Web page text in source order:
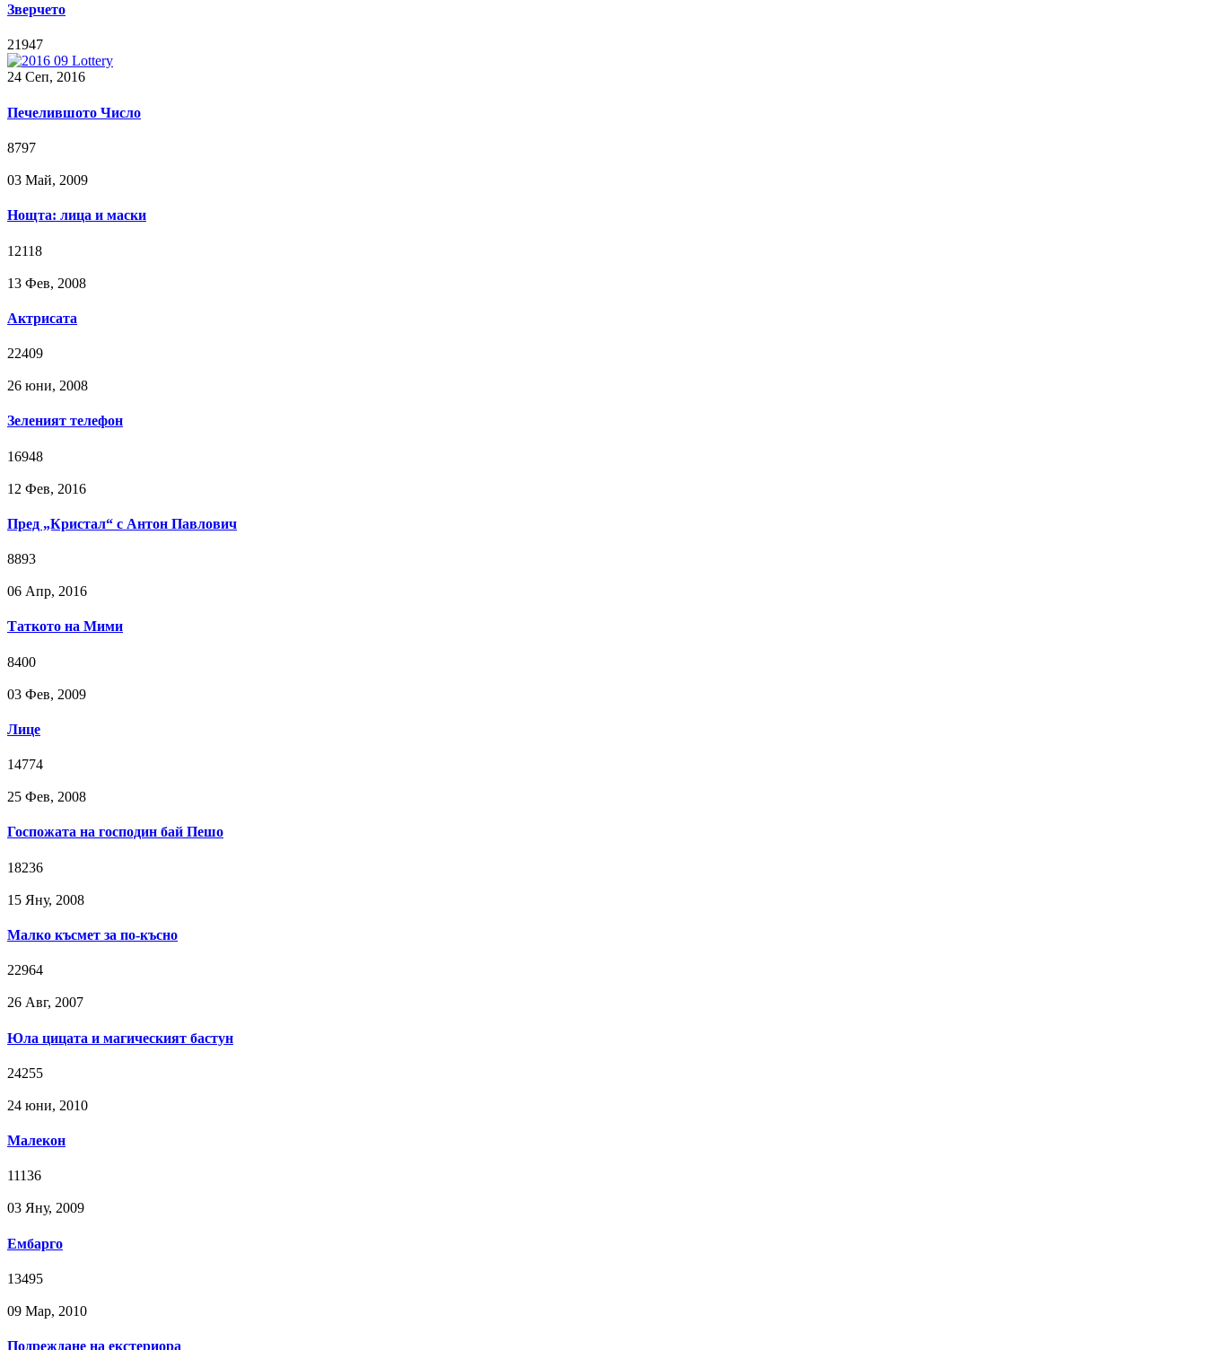
Зверчето
21947
24 Сeп, 2016
Печелившото Число
8797
03 Май, 2009
Нощта: лица и маски
12118
13 Фев, 2008
Актрисата
22409
26 юни, 2008
Зеленият телефон
16948
12 Фев, 2016
Пред „Кристал“ с Антон Павлович
8893
06 Апр, 2016
Таткото на Мими
8400
03 Фев, 2009
Лице
14774
25 Фев, 2008
Госпожата на господин бай Пешо
18236
15 Яну, 2008
Малко късмет за по-късно
22964
26 Авг, 2007
Юла цицата и магическият бастун
24255
24 юни, 2010
Малекон
11136
03 Яну, 2009
Ембарго
13495
09 Мар, 2010
Подреждане на екстериора